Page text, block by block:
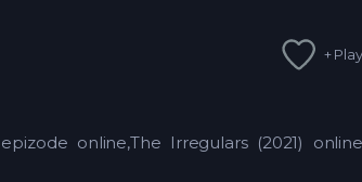
+
online,The Irregulars (2021)